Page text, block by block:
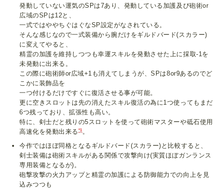
発動していない運気のSPは7あり、発動している加護及び砲術or
広域のSPは12と、
一式ではややちぐはぐなSP設定がなされている。
そんな感じなので一式装備から腕だけをギルドバード(スカラー)
に変えてやると、
精霊の加護を維持しつつも幸運スキルを発動させた上に採取-1を
未発動に出来る。
この際に砲術師or広域+1も消えてしまうが、SPは8or9あるのでど
こかに装飾品を
一つ付けるだけですぐに復活させる事が可能。
更に空きスロットは先の消えたスキル復活の為に1つ使ってもまだ
6つ残っており、拡張性も高い。
特に、剣士だと残りの5スロットを使って砲術マスターや砥石使用
高速化を発動出来る *1。
今作ではほぼ同格となるギルドバード(スカラー)と比較すると、
剣士装備は砲術スキルがある関係で攻撃向け(実質ほぼガンランス
専用装備となるが)。
砲撃攻撃の火力アップと精霊の加護による防御能力での向上を見
込みつつも